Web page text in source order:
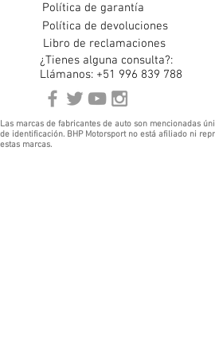
Política de garantía
Política de devoluciones
Libro de reclamaciones
¿Tienes alguna consulta?:
Llámanos: +51 996 839 788
Las marcas de fabricantes de auto son mencionadas
de identificación. BHP Motorsport no está afiliado ni
estas marcas.